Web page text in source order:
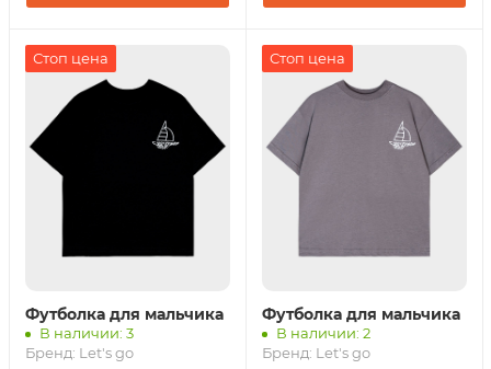
Стоп цена
Футболка для мальчика
В наличии: 3
Бренд: Let's go
Стоп цена
Футболка для мальчика
В наличии: 2
Бренд: Let's go